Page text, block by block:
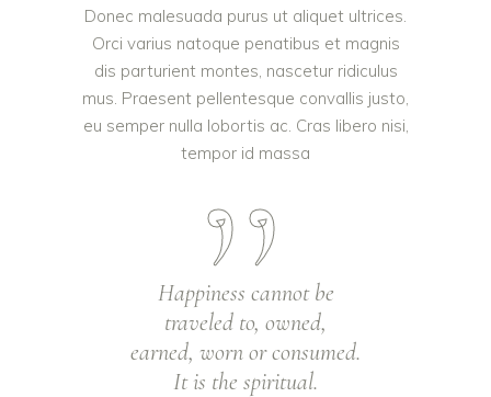
Donec malesuada purus ut aliquet ultrices.
Orci varius natoque penatibus et magnis
dis parturient montes, nascetur ridiculus
mus. Praesent pellentesque convallis justo,
eu semper nulla lobortis ac. Cras libero nisi,
tempor id massa
Happiness cannot be
traveled to, owned,
earned, worn or consumed.
It is the spiritual.